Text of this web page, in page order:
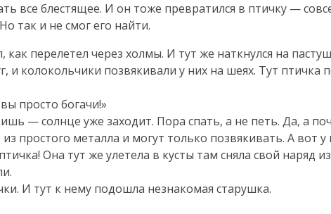
все блестящее. И он тоже превратился в птичку —
так и не смог его найти.
перелетел через холмы. И тут же наткнулся на
колокольчики позвякивали у них на шеях. Тут птичка
просто богачи!»
— солнце уже заходит. Пора спать, а не петь. Да, а
простого металла и могут только позвякивать. А вот
Она тут же улетела в кусты там сняла свой наряд
И тут к нему подошла незнакомая старушка.